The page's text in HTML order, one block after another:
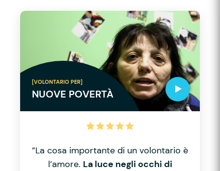
[VOLONTARIO PER]
NUOVE POVERTÀ
”La cosa importante di un volontario è
l’amore. La luce negli occhi di